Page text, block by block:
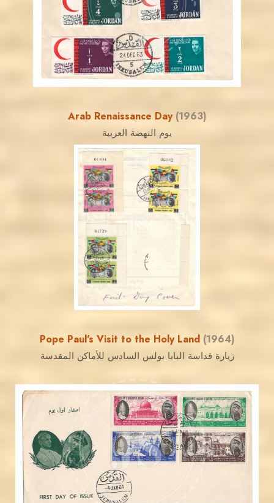
EST. 2007
Arab Renaissance Day (1963)
يوم النهضة العربية
JS
JORDANSTAMPS.COM
EST. 2007
Pope Paul's Visit to the Holy Land (1964)
زيارة قداسة البابا بولس السادس للأماكن المقدسة
JS
JORDANSTAMPS.COM